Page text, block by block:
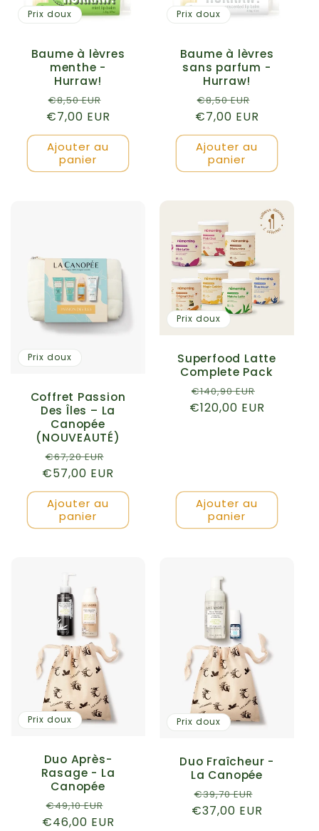
Prix doux
Baume à lèvres
menthe -
Hurraw!
Prix
habituel
€8,50 EUR
promotionnel
€7,00 EUR
Ajouter au
panier
Prix doux
Baume à lèvres
sans parfum -
Hurraw!
Prix
habituel
€8,50 EUR
€7,00 EUR
Ajouter au
panier
Prix doux
Coffret Passion
Des Îles – La
Canopée
(NOUVEAUTÉ)
Prix
habituel
€67,20 EUR
promotionnel
€57,00 EUR
Ajouter au
panier
Prix doux
Superfood Latte
Complete Pack
Prix
habituel
€140,90 EUR
€120,00 EUR
Ajouter au
panier
Prix doux
Duo Après-
Rasage - La
Canopée
Prix
habituel
€49,10 EUR
promotionnel
€46,00 EUR
Prix doux
Duo Fraîcheur -
La Canopée
Prix
habituel
€39,70 EUR
€37,00 EUR